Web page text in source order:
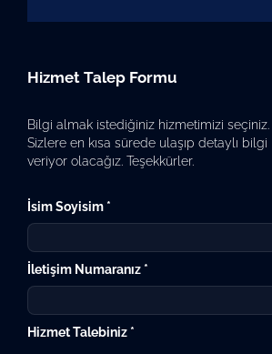
Hizmet Talep Formu
Bilgi almak istediğiniz hizmetimizi seçiniz.
Sizlere en kısa sürede ulaşıp detaylı bilgi
veriyor olacağız. Teşekkürler.
İsim Soyisim *
İletişim Numaranız *
Hizmet Talebiniz *